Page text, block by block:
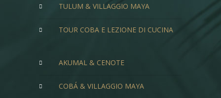
TULUM & VILLAGGIO MAYA
TOUR COBA E LEZIONE DI CUCINA
AKUMAL & CENOTE
COBÁ & VILLAGGIO MAYA